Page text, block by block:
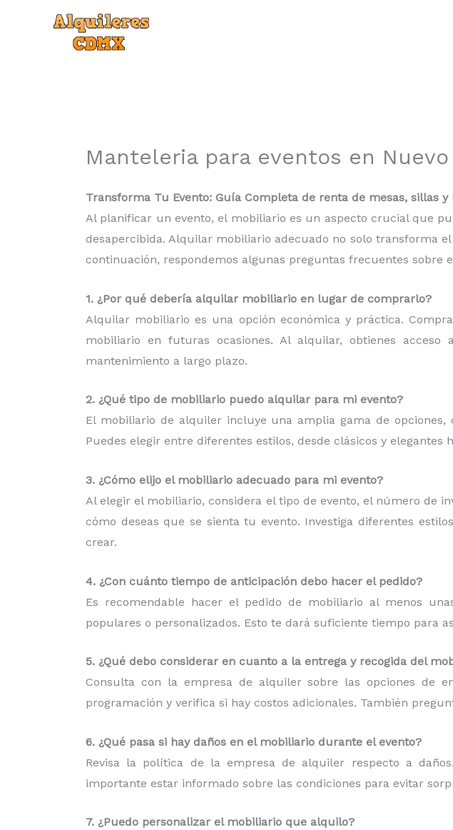
Manteleria para eventos en Nuevo
Transforma Tu Evento: Guía Completa de renta de mesas, sillas
Al planificar un evento, el mobiliario es un aspecto crucial que
desapercibida. Alquilar mobiliario adecuado no solo transforma
continuación, respondemos algunas preguntas frecuentes sobre
1. ¿Por qué debería alquilar mobiliario en lugar de comprarlo?
Alquilar mobiliario es una opción económica y práctica.
mobiliario en futuras ocasiones. Al alquilar, obtienes
mantenimiento a largo plazo.
2. ¿Qué tipo de mobiliario puedo alquilar para mi evento?
El mobiliario de alquiler incluye una amplia gama de opciones,
Puedes elegir entre diferentes estilos, desde clásicos y
3. ¿Cómo elijo el mobiliario adecuado para mi evento?
Al elegir el mobiliario, considera el tipo de evento, el número de
cómo deseas que se sienta tu evento. Investiga diferentes
crear.
4. ¿Con cuánto tiempo de anticipación debo hacer el pedido?
Es recomendable hacer el pedido de mobiliario al menos
populares o personalizados. Esto te dará suficiente tiempo para
5. ¿Qué debo considerar en cuanto a la entrega y recogida del
Consulta con la empresa de alquiler sobre las opciones de
programación y verifica si hay costos adicionales. También
6. ¿Qué pasa si hay daños en el mobiliario durante el evento?
Revisa la política de la empresa de alquiler respecto a
importante estar informado sobre las condiciones para evitar
7. ¿Puedo personalizar el mobiliario que alquilo?